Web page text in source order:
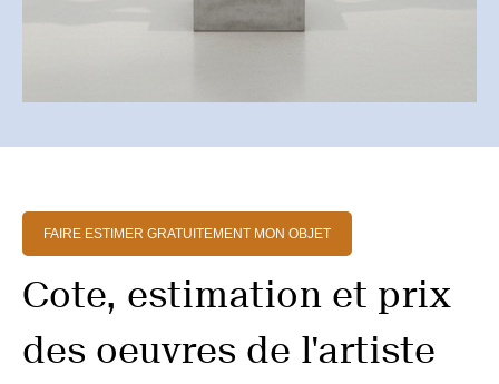
FAIRE ESTIMER GRATUITEMENT MON OBJET
Cote, estimation et prix
des oeuvres de l'artiste